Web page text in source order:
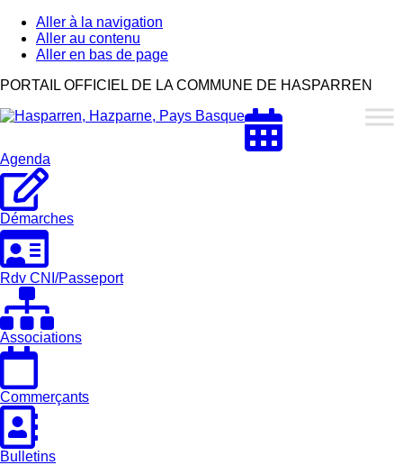
Aller à la navigation
Aller au contenu
Aller en bas de page
Hasparren,
Pays
PORTAIL OFFICIEL DE LA COMMUNE DE HASPARREN
Agenda
Démarches
Rdv CNI/Passeport
Associations
Commerçants
Bulletins